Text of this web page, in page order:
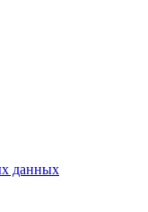
данных